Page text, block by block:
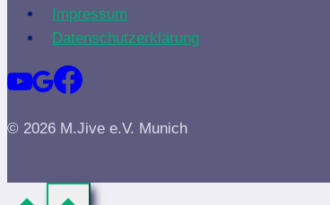
Impressum
Datenschutzerklärung
© 2026 M.Jive e.V. Munich